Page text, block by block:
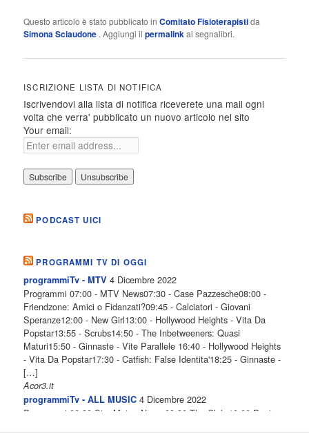
Questo articolo è stato pubblicato inComitato Fisioterapistida
Simona Sciaudone . Aggiungi ilpermalinkai segnalibri.
ISCRIZIONE LISTA DI NOTIFICA
Iscrivendovi alla lista di notifica riceverete una mail ogni
volta che verra' pubblicato un nuovo articolo nel sito
Your email:
PODCAST UICI
PROGRAMMI TV DI OGGI
programmiTv - MTV 4 Dicembre 2022
Programmi 07:00 - MTV News07:30 - Case Pazzesche08:00 -
Friendzone: Amici o Fidanzati?09:45 - Calciatori - Giovani
Speranze12:00 - New Girl13:00 - Hollywood Heights - Vita Da
Popstar13:55 - Scrubs14:50 - The Inbetweeners: Quasi
Maturi15:50 - Ginnaste - Vite Parallele 16:40 - Hollywood Heights
- Vita Da Popstar17:30 - Catfish: False Identita'18:25 - Ginnaste -
[…]
Acor3.it
programmiTv - ALL MUSIC 4 Dicembre 2022
Programmi 06.30 Star.Meteo.News 09.30 The Club 10.00 Deejay